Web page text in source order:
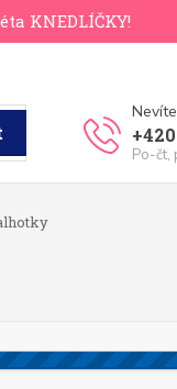
KNEDLÍČKY!
Po-čt,